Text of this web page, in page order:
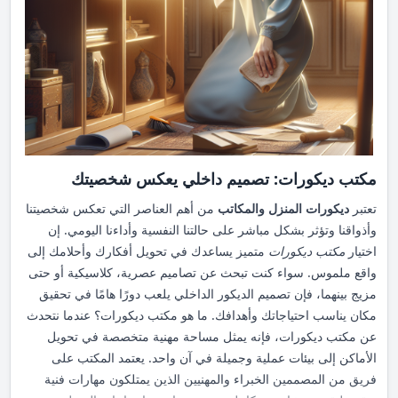
مع احتياجاتهم ومساحاتهم الخاصة. ابتكرت الشركة أسلوبًا فريدًا في
صناعة الأثاث، بحيث يتم دمج الخامات الممتازة مع حرفية رائعة. مزايا
أثاث منازل العاصمة: استخدام مواد عالية الجودة لضمان المتانة. سهولة
الصيانة والتنظيف. الاهتمام بالتفاصيل الدقيقة لتوفير الراحة والأناقة.
كيف تختار التصميم المناسب لمنزلك؟ اختيار التصميم الصحيح ليس
بالأمر البسيط، فهو يتطلب دراسة عميقة لاحتياجاتك الشخصية ومساحة
منزلك. تعتمد منازل العاصمة للديكور نمطًا مميزًا لمساعدة عملائها في
اتخاذ القرار المناسب. أهم الخطوات التي تتبعها منازل العاصمة تحديد
احتياجات العميل ومناقشة أفكاره. الاستفادة من أحدث البرامج التقنية
لتصميم نموذج ثلاثي الأبعاد. اختيار تفاصيل التصميم مثل الألوان
والخامات. تنفيذ الخطط مع مراعاة الميزانية المحددة. الحصول على
منزل الأحلام يتحقق عادة عندما يستمع فريق التصميم إلى توقعاتك
بفهم عميق ثم يعمل على تنفيذها بحرفية عالية. أهمية التنسيق بين
التصميم الداخلي والخارجي تصميم المنزل لا يقتصر فقط على الداخل
بل يجب أن يتناغم مع التصميم الخارجي ليعكس هوية مميزة للمنزل
بشكل عام. توفر الشركة أيضًا خدمات تصميم حدائق ومساحات
خارجية تضيف للبيت قيمة جمالية إضافية. تصميم الحدائق والمساحات
الخارجية منازل العاصمة تهدف إلى تحسين مظهر وراحة الحدائق من
مكتب ديكورات: تصميم داخلي يعكس شخصيتك
تعتبر ديكورات المنزل والمكاتب من أهم العناصر التي تعكس شخصيتنا
وأذواقنا وتؤثر بشكل مباشر على حالتنا النفسية وأداءنا اليومي. إن
اختيار مكتب ديكورات متميز يساعدك في تحويل أفكارك وأحلامك إلى
واقع ملموس. سواء كنت تبحث عن تصاميم عصرية، كلاسيكية أو حتى
مزيج بينهما، فإن تصميم الديكور الداخلي يلعب دورًا هامًا في تحقيق
مكان يناسب احتياجاتك وأهدافك. ما هو مكتب ديكورات؟ عندما نتحدث
عن مكتب ديكورات، فإنه يمثل مساحة مهنية متخصصة في تحويل
الأماكن إلى بيئات عملية وجميلة في آن واحد. يعتمد المكتب على
فريق من المصممين الخبراء والمهنيين الذين يمتلكون مهارات فنية